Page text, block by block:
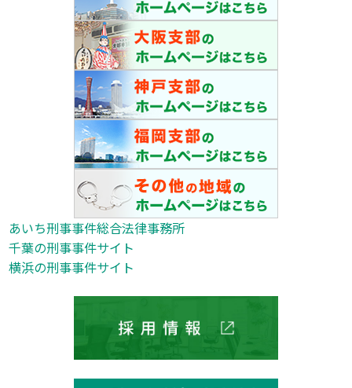
あいち刑事事件総合法律事務所
千葉の刑事事件サイト
横浜の刑事事件サイト